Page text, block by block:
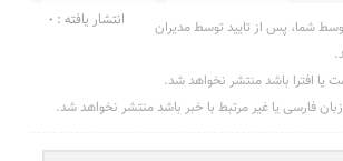
انتشار یافته : ۰
شما، پس از تایید توسط مدیران
یا افترا باشد منتشر نخواهد شد.
فارسی یا غیر مرتبط با خبر باشد منتشر نخواهد شد.